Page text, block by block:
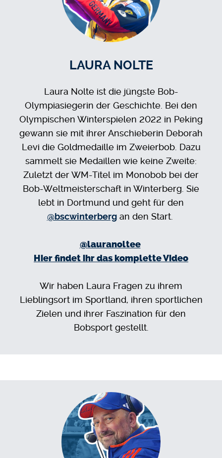
LAURA NOLTE
Laura Nolte ist die jüngste Bob-
Olympiasiegerin der Geschichte. Bei den
Olympischen Winterspielen 2022 in Peking
gewann sie mit ihrer Anschieberin Deborah
Levi die Goldmedaille im Zweierbob. Dazu
sammelt sie Medaillen wie keine Zweite:
Zuletzt der WM-Titel im Monobob bei der
Bob-Weltmeisterschaft in Winterberg. Sie
lebt in Dortmund und geht für den
@bscwinterbergan den Start.
@lauranoltee
Hier findet ihr das komplette Video
Wir haben Laura Fragen zu ihrem
Lieblingsort im Sportland, ihren sportlichen
Zielen und ihrer Faszination für den
Bobsport gestellt.